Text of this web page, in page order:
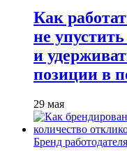
Как
не
и
позиции в
29 мая
Бренд работодателя